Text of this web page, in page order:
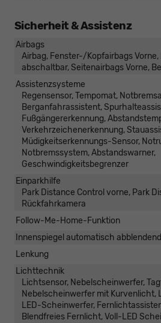
Sicherheit & Assistenz
Airbags
Airbag, Fenster-/Kopfairbags
abschaltbar, Seitenairbags Vorne,
Assistenzsysteme
Regensensor, Tempomat,
Berganfahrassistent,
Fußgängererkennung,
Verkehrzeichenerkennung,
Müdigkeitserkennungs-Sensor,
Notbremssystem, Abstandswarner,
Geschwindigkeitsbegrenzer
Einparkhilfe
Park Distance Control vorne, Park
Rückfahrkamera
Follow-Me-Home-Funktion
Innenspiegel automatisch abblendend
Lenkung
Lichttechnik
Lichtsensor, Nebelscheinwerfer,
Nebelscheinwerfer mit Kurvenlicht,
LED-Scheinwerfer,
Blendfreies Fernlicht, Voll-LED